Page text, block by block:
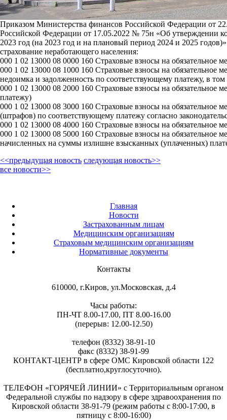
Приказом Министерства финансов Российской Федерации от
Российской Федерации от 17.05.2022 № 75н «Об утверждении
2023 год (на 2023 год и на плановый период 2024 и 2025
страхование неработающего населения:
000 1 02 13000 08 0000 160 Страховые взносы на обязательное
000 1 02 13000 08 1000 160 Страховые взносы на обязательное
недоимка и задолженность по соответствующему платежу, в
000 1 02 13000 08 2000 160 Страховые взносы на обязательное
платежу)
000 1 02 13000 08 3000 160 Страховые взносы на
(штрафов) по соответствующему платежу согласно
000 1 02 13000 08 4000 160 Страховые взносы на обязательное
000 1 02 13000 08 5000 160 Страховые взносы на обязательное
начисленных на суммы излишне взысканных (уплаченных)
<<предыдущая новость следующая новость>>
все новости>>
Главная
Новости
Застрахованным лицам
Медицинским организациям
Страховым медицинским организациям
Нормативные документы
Контакты
610000, г.Киров, ул.Московская, д.4
Часы работы:
ПН-ЧТ 8.00-17.00, ПТ 8.00-16.00
(перерыв: 12.00-12.50)
телефон (8332) 38-91-10
факс (8332) 38-91-99
КОНТАКТ-ЦЕНТР в сфере ОМС Кировской области 122
(бесплатно,круглосуточно).
ТЕЛЕФОН «ГОРЯЧЕЙ ЛИНИИ» с Территориальным органом
Федеральной службы по надзору в сфере здравоохранения по
Кировской области 38-91-79 (режим работы с 8:00-17:00, в
пятницу с 8:00-16:00)